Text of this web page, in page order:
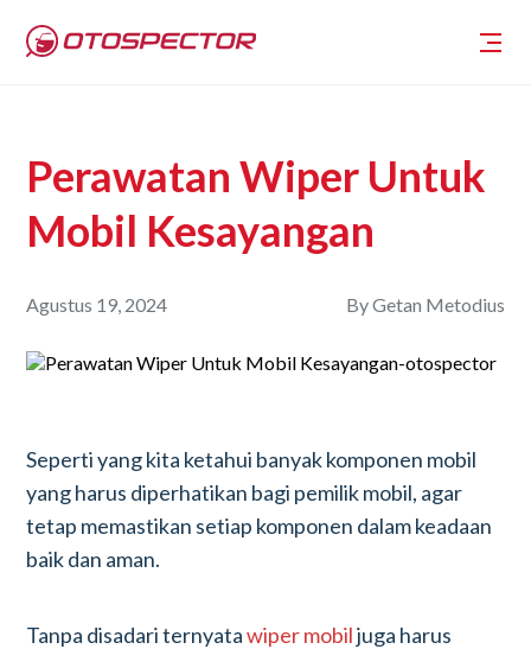
Perawatan Wiper Untuk
Mobil Kesayangan
Agustus 19, 2024 ByGetan Metodius
Seperti yang kita ketahui banyak komponen mobil
yang harus diperhatikan bagi pemilik mobil, agar
tetap memastikan setiap komponen dalam keadaan
baik dan aman.
Tanpa disadari ternyatawiper mobiljuga harus